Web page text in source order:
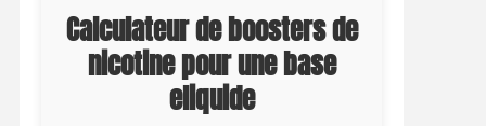
Calculateur de boosters de
nicotine pour une base
eliquide